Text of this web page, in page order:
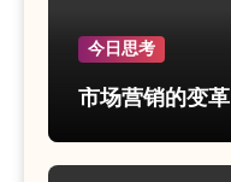
今日思考
市场营销的变革